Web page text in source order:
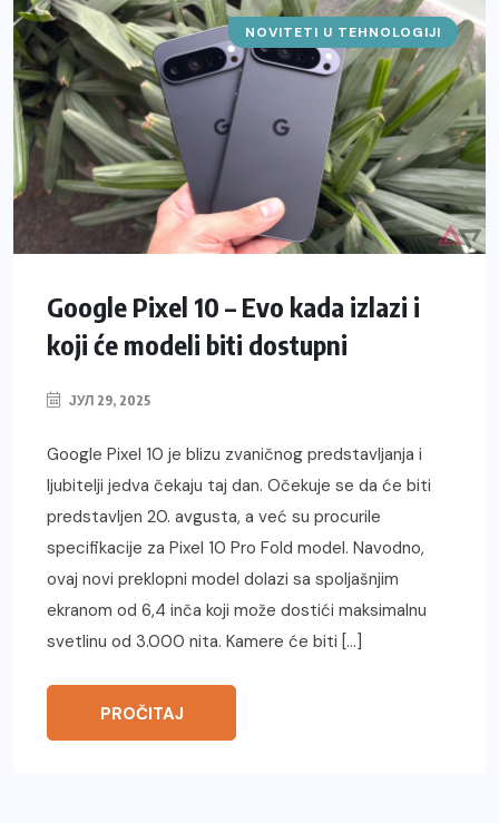
IT
NOVITETI U TEHNOLOGIJI
Google Pixel 10 – Evo kada izlazi i
koji će modeli biti dostupni
ЈУЛ 29, 2025
Google Pixel 10 je blizu zvaničnog predstavljanja i
ljubitelji jedva čekaju taj dan. Očekuje se da će biti
predstavljen 20. avgusta, a već su procurile
specifikacije za Pixel 10 Pro Fold model. Navodno,
ovaj novi preklopni model dolazi sa spoljašnjim
ekranom od 6,4 inča koji može dostići maksimalnu
svetlinu od 3.000 nita. Kamere će biti […]
PROČITAJ